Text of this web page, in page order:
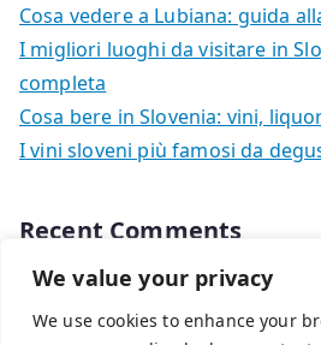
We value your privacy
We use cookies to enhance your
Cosa vedere a Lubiana: guida
I migliori luoghi da visitare in
completa
Cosa bere in Slovenia: vini,
I vini sloveni più famosi da
Recent Comments